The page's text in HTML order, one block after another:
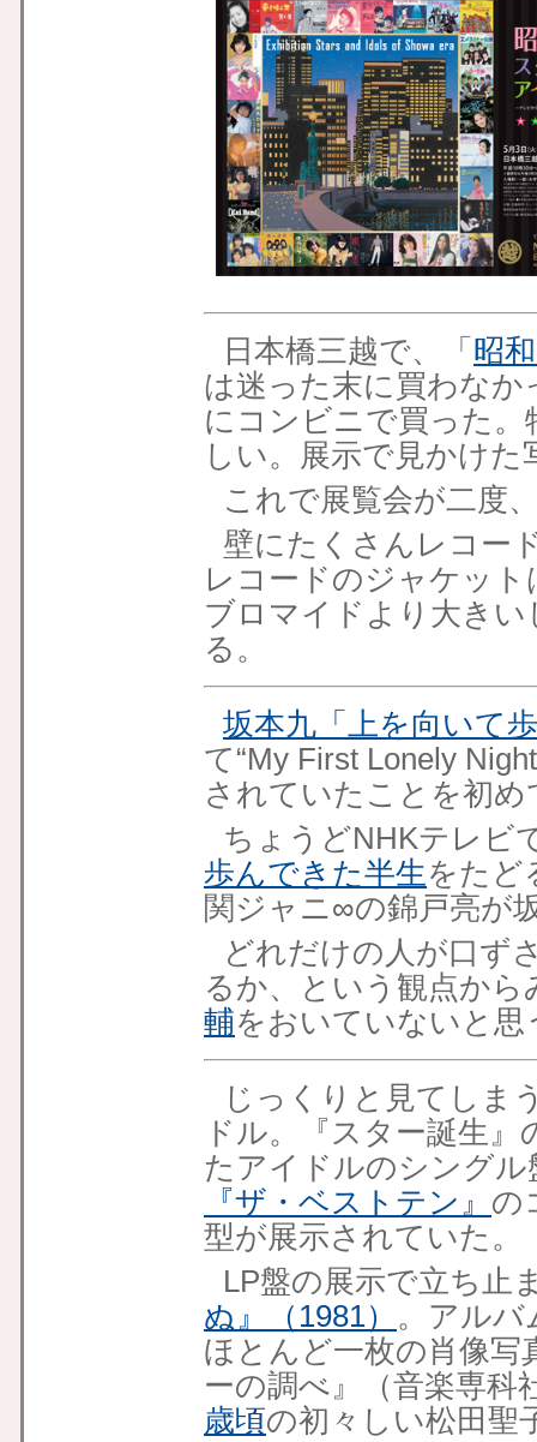
日本橋三越で、「 昭
は迷った末に買わなか
にコンビニで買った
しい。展示で見かけ
これで展覧会が二度
壁にたくさんレコー
レコードのジャケッ
ブロマイドより大き
る。
坂本九 「上を向いて
て“My First Lonely
されていたことを初め
ちょうどNHKテレビ
歩んできた半生をたど
関ジャニ∞の錦戸亮が
どれだけの人が口ず
るか、という観点か
輔をおいていないと思
じっくりと見てしま
ドル。『スター誕生
たアイドルのシング
『ザ・ベストテン』 の
型が展示されていた。
LP盤の展示で立ち止
ぬ』（1981）
。アルバ
ほとんど一枚の肖像写
ーの調べ』（音楽専科
歳頃の初々しい松田聖